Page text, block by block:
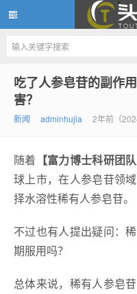
头条中国网
吃了人参皂苷的副作
害？
新闻 adminhujia 2年前（
随着 【富力博士科研团
球上市，在人参皂苷领
择水溶性稀有人参皂苷。
不过也有人提出疑问：
期服用吗？
总体来说，稀有人参皂